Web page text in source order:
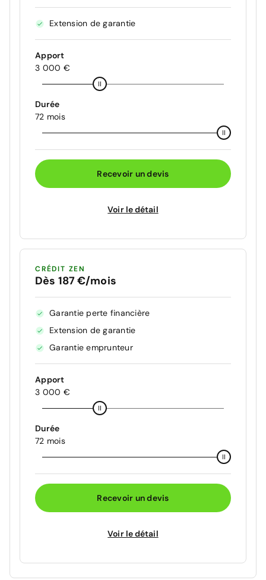
Extension de garantie
Apport
3 000 €
Durée
72 mois
Recevoir un devis
Voir le détail
CRÉDIT ZEN
Dès 187 €/mois
Garantie perte financière
Extension de garantie
Garantie emprunteur
Apport
3 000 €
Durée
72 mois
Recevoir un devis
Voir le détail